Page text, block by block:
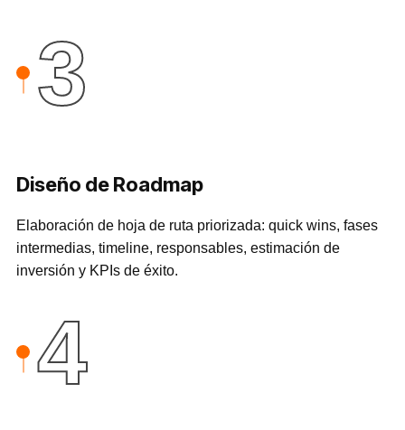
3
Diseño de Roadmap
Elaboración de hoja de ruta priorizada: quick wins, fases
intermedias, timeline, responsables, estimación de
inversión y KPIs de éxito.
4